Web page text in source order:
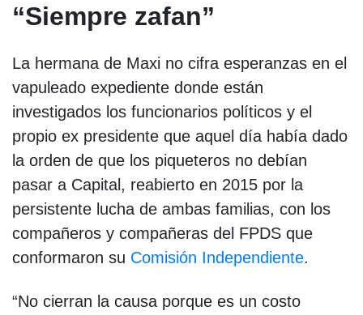
“Siempre zafan”
La hermana de Maxi no cifra esperanzas en el
vapuleado expediente donde están
investigados los funcionarios políticos y el
propio ex presidente que aquel día había dado
la orden de que los piqueteros no debían
pasar a Capital, reabierto en 2015 por la
persistente lucha de ambas familias, con los
compañeros y compañeras del FPDS que
conformaron su Comisión Independiente.
“No cierran la causa porque es un costo